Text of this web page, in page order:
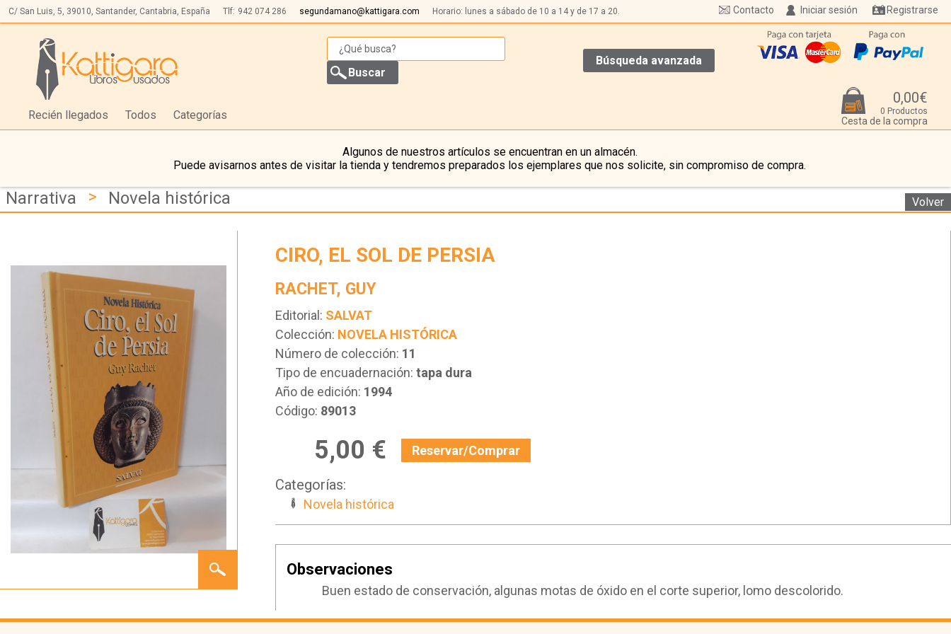
C/ San Luis, 5, 39010, Santander, Cantabria, España Tlf: 942 074 286 segundamano@kattigara.com Horario: lunes a sábado de 10 a 14 y de 17 a 20. Iniciar sesión Registrarse
Contacto
Búsqueda avanzada
Recién llegados Todos Categorías
0,00€
0 Productos
Cesta de la compra
Algunos de nuestros artículos se encuentran en un almacén.
Puede avisarnos antes de visitar la tienda y tendremos preparados los ejemplares que nos solicite, sin compromiso de compra.
Narrativa > Novela histórica Volver
EL SOL
CIRO, EL SOL DE PERSIA
RACHET, GUY
Editorial: SALVAT
Colección: NOVELA HISTÓRICA
Número de colección: 11
Tipo de encuadernación: tapa dura
Año de edición: 1994
Código: 89013
5,00 € Reservar/Comprar
Categorías:
Novela histórica
Observaciones
Buen estado de conservación, algunas motas de óxido en el corte superior, lomo descolorido.